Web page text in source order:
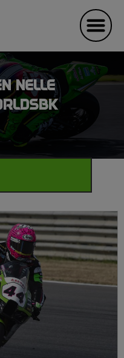
NELLE